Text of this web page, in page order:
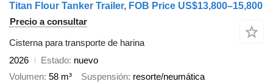
Titan Flour Tanker Trailer, FOB Price US$13,800–15,800
Precio a consultar
Cisterna para transporte de harina
2026
Estado nuevo
Volumen 58 m³ Suspensión resorte/neumática